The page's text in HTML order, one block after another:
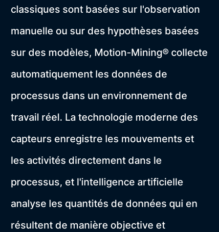
classiques sont basées sur l'observation
manuelle ou sur des hypothèses basées
sur des modèles, Motion-Mining® collecte
automatiquement les données de
processus dans un environnement de
travail réel. La technologie moderne des
capteurs enregistre les mouvements et
les activités directement dans le
processus, et l'intelligence artificielle
analyse les quantités de données qui en
résultent de manière objective et